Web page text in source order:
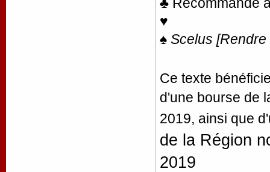
♥
♠ Scelus [Rendre
Ce texte
d'une bourse de
2019, ainsi que
de la Région
2019